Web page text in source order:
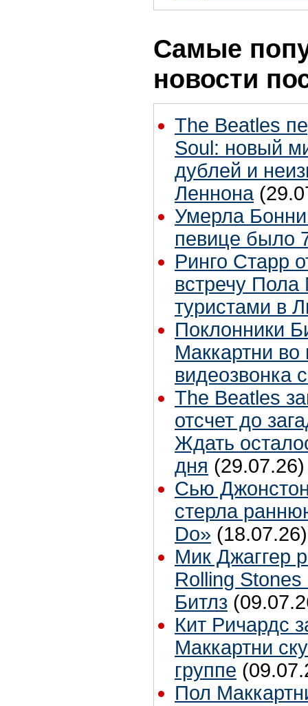
Самые
новости
The Beatles
Soul: новый
дублей и
Леннона
Умерла
певице было
Ринго Старр
встречу Пола
туристами в
Поклонники
Маккартни во
видеозвонка
The Beatles
отсчет до
Ждать
дня (29.07.26)
Сью
стерла
Do» (18.07.26)
Мик Джаггер
Rolling Stones
Битлз
Кит Ричардс
Маккартни
группе
Пол